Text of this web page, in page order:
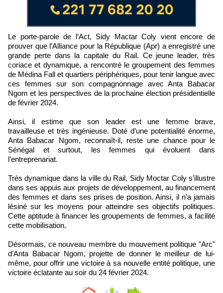
Le porte-parole de l’Act, Sidy Mactar Coly vient encore de
prouver que l’Alliance pour la République (Apr) a enregistré une
grande perte dans la capitale du Rail. Ce jeune leader, très
coriace et dynamique, a rencontré le groupement des femmes
de Médina Fall et quartiers périphériques, pour tenir langue avec
ces femmes sur son compagnonnage avec Anta Babacar
Ngom et les perspectives de la prochaine élection présidentielle
de février 2024.
Ainsi, il estime que son leader est une femme brave,
travailleuse et très ingénieuse. Doté d’une potentialité énorme,
Anta Babacar Ngom, reconnaît-il, reste une chance pour le
Sénégal et surtout, les femmes qui évoluent dans
l’entreprenariat.
Très dynamique dans la ville du Rail, Sidy Moctar Coly s’illustre
dans ses appuis aux projets de développement, au financement
des femmes et dans ses prises de position. Ainsi, il n’a jamais
lésiné sur les moyens pour atteindre ses objectifs politiques.
Cette aptitude à financer les groupements de femmes, a facilité
cette mobilisation.
Désormais, ce nouveau membre du mouvement politique "Arc"
d’Anta Babacar Ngom, projette de donner le meilleur de lui-
même, pour offrir une victoire à sa nouvelle entité politique, une
victoire éclatante au soir du 24 février 2024.